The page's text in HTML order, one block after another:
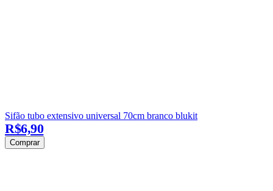
Sifão tubo extensivo universal 70cm branco blukit
R$6,90